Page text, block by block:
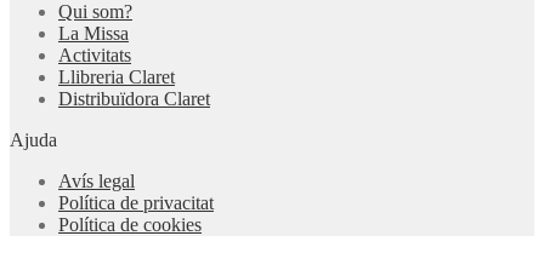
Qui som?
La Missa
Activitats
Llibreria Claret
Distribuïdora Claret
Ajuda
Avís legal
Política de privacitat
Política de cookies